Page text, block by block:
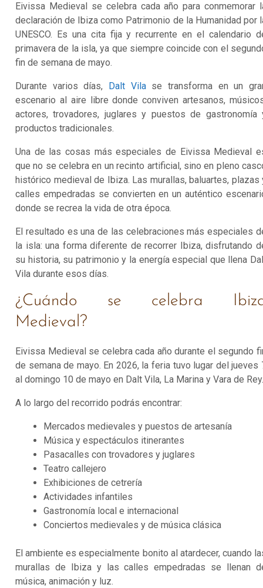
Eivissa Medieval se celebra cada año para conmemorar
declaración de Ibiza como Patrimonio de la Humanidad por
UNESCO. Es una cita fija y recurrente en el calendario
primavera de la isla, ya que siempre coincide con el
fin de semana de mayo.
Durante varios días, Dalt Vilase transforma en un
escenario al aire libre donde conviven artesanos,
actores, trovadores, juglares y puestos de gastronomía
productos tradicionales.
Una de las cosas más especiales de Eivissa Medieval
que no se celebra en un recinto artificial, sino en pleno
histórico medieval de Ibiza. Las murallas, baluartes, plazas
calles empedradas se convierten en un auténtico
donde se recrea la vida de otra época.
El resultado es una de las celebraciones más especiales
la isla: una forma diferente de recorrer Ibiza, disfrutando
su historia, su patrimonio y la energía especial que llena
Vila durante esos días.
¿Cuándo se celebra
Medieval?
Eivissa Medieval se celebra cada año durante el segundo
de semana de mayo. En 2026, la feria tuvo lugar del jueves
al domingo 10 de mayo en Dalt Vila, La Marina y Vara de Rey.
A lo largo del recorrido podrás encontrar:
Mercados medievales y puestos de artesanía
Música y espectáculos itinerantes
Pasacalles con trovadores y juglares
Teatro callejero
Exhibiciones de cetrería
Actividades infantiles
Gastronomía local e internacional
Conciertos medievales y de música clásica
El ambiente es especialmente bonito al atardecer, cuando
murallas de Ibiza y las calles empedradas se llenan
música, animación y luz.